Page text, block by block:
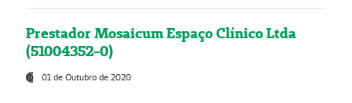
Prestador Mosaicum Espaço Clínico Ltda
(51004352-0)
01 de Outubro de 2020